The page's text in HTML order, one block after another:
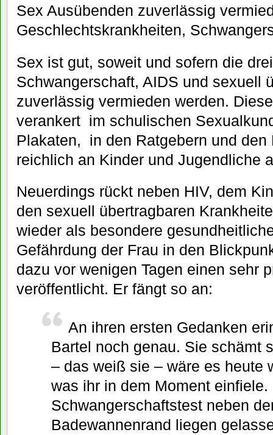
Sex Ausübenden zuverlässig
Geschlechtskrankheiten,
Sex ist gut, soweit und sofern die
Schwangerschaft, AIDS und sexuell
zuverlässig vermieden werden.
verankert im schulischen
Plakaten, in den Ratgebern und den
reichlich an Kinder und Jugendliche
Neuerdings rückt neben HIV, dem
den sexuell übertragbaren
wieder als besondere
Gefährdung der Frau in den
dazu vor wenigen Tagen einen sehr
veröffentlicht. Er fängt so an:
An ihren ersten Gedanken
Bartel noch genau. Sie schämt
– das weiß sie – wäre es heute
was ihr in dem Moment
Schwangerschaftstest neben
Badewannenrand liegen